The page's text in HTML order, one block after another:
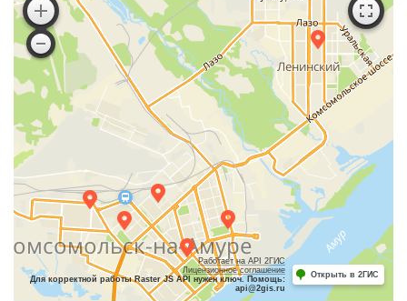
Работает на API 2ГИС
Лицензионное соглашение
Для корректной работы Raster JS API нужен ключ. Помощь:
api@2gis.ru
Открыть в 2ГИС